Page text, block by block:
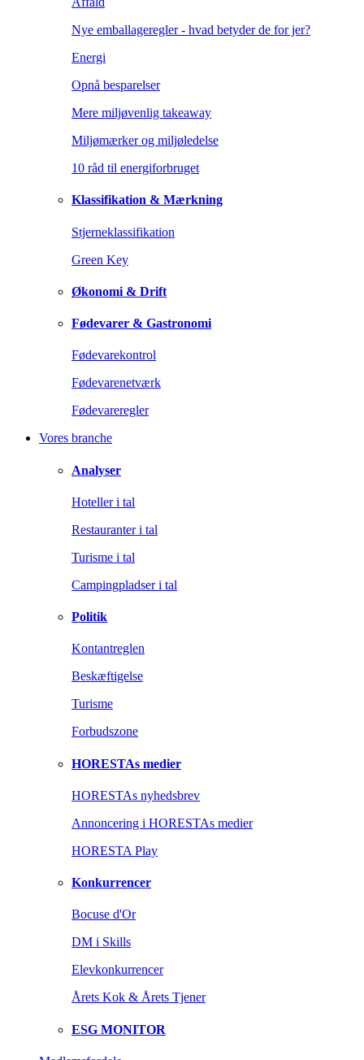
Nye emballageregler - hvad betyder de for jer?
Energi
Opnå besparelser
Mere miljøvenlig takeaway
Miljømærker og miljøledelse
10 råd til energiforbruget
Klassifikation & Mærkning
Stjerneklassifikation
Green Key
Økonomi & Drift
Fødevarer & Gastronomi
Fødevarekontrol
Fødevarenetværk
Fødevareregler
Vores branche
Analyser
Hoteller i tal
Restauranter i tal
Turisme i tal
Campingpladser i tal
Politik
Kontantreglen
Beskæftigelse
Turisme
Forbudszone
HORESTAs medier
HORESTAs nyhedsbrev
Annoncering i HORESTAs medier
HORESTA Play
Konkurrencer
Bocuse d'Or
DM i Skills
Elevkonkurrencer
Årets Kok & Årets Tjener
ESG MONITOR